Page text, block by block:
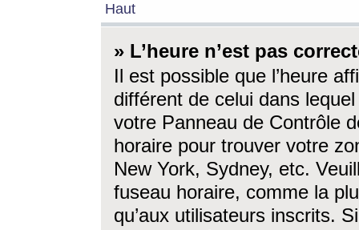
Haut
» L’heure n’est pas
Il est possible que l’heure
différent de celui dans
votre Panneau de Contrôle
horaire pour trouver votre
New York, Sydney, etc.
fuseau horaire, comme la
qu’aux utilisateurs inscrits.